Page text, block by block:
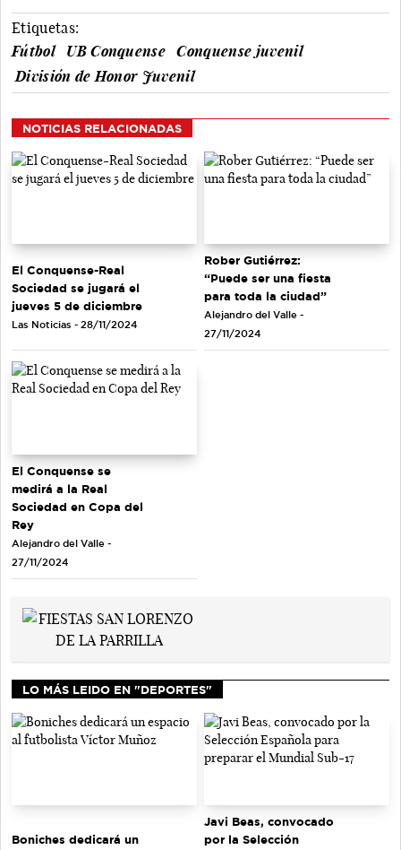
Etiquetas:
Fútbol
UB Conquense
Conquense juvenil
División de Honor Juvenil
NOTICIAS RELACIONADAS
El Conquense-Real
Sociedad se jugará el
jueves 5 de diciembre
Las Noticias - 28/11/2024
Rober Gutiérrez:
“Puede ser una fiesta
para toda la ciudad”
Alejandro del Valle -
27/11/2024
El Conquense se
medirá a la Real
Sociedad en Copa del
Rey
Alejandro del Valle -
27/11/2024
LO MÁS LEIDO EN "DEPORTES"
Boniches dedicará un
Javi Beas, convocado
por la Selección